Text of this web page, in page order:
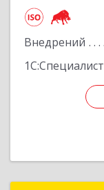
Внедрений
1С:Специалист